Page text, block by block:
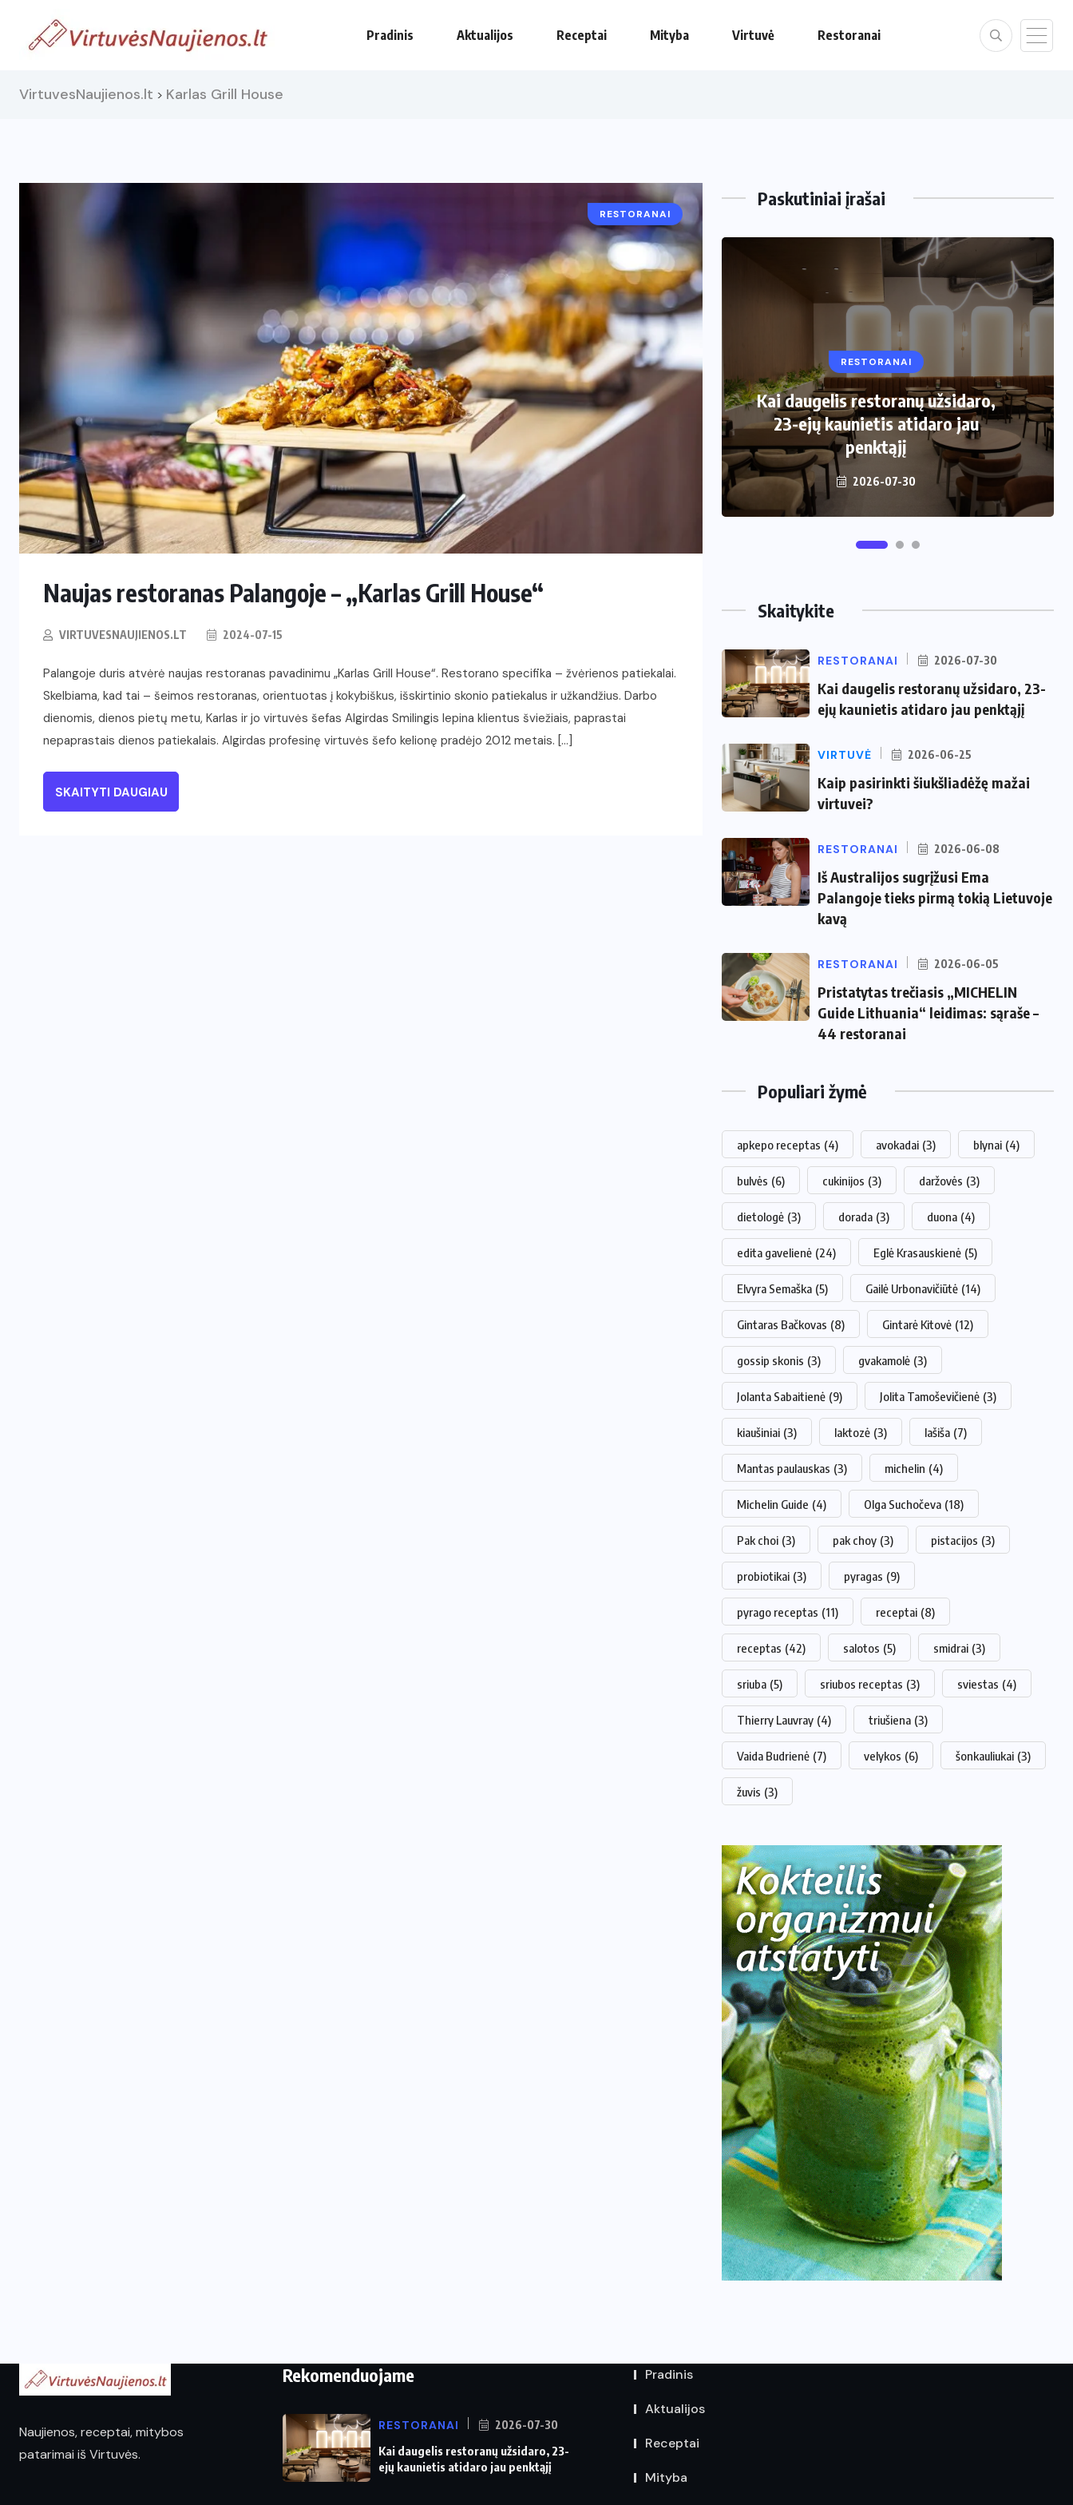
Pradinis Aktualijos Receptai Mityba Virtuvė Restoranai
VirtuvesNaujienos.lt > Karlas Grill House
RESTORANAI
Naujas restoranas Palangoje – „Karlas Grill House“
VIRTUVESNAUJIENOS.LT 2024-07-15
Palangoje duris atvėrė naujas restoranas pavadinimu „Karlas Grill House“. Restorano specifika – žvėrienos patiekalai.
Skelbiama, kad tai – šeimos restoranas, orientuotas į kokybiškus, išskirtinio skonio patiekalus ir užkandžius. Darbo
dienomis, dienos pietų metu, Karlas ir jo virtuvės šefas Algirdas Smilingis lepina klientus šviežiais, paprastai
nepaprastais dienos patiekalais. Algirdas profesinę virtuvės šefo kelionę pradėjo 2012 metais. […]
SKAITYTI DAUGIAU
Paskutiniai įrašai
Iš Australijos sugrįžusi Ema
Palangoje tieks pirmą tokią
Lietuvoje kavą ir arbatą
2026-06-08
RESTORANAI
Kai daugelis restoranų užsidaro,
23-ejų kaunietis atidaro jau
penktąjį
2026-07-30
Kaip pasirinkti šiukšliadėžę mažai
virtuvei?
2026-06-25
Skaitykite
RESTORANAI 2026-07-30
Kai daugelis restoranų užsidaro, 23-
ejų kaunietis atidaro jau penktąjį
VIRTUVĖ 2026-06-25
Kaip pasirinkti šiukšliadėžę mažai
virtuvei?
RESTORANAI 2026-06-08
Iš Australijos sugrįžusi Ema
Palangoje tieks pirmą tokią Lietuvoje
kavą
RESTORANAI 2026-06-05
Pristatytas trečiasis „MICHELIN
Guide Lithuania“ leidimas: sąraše –
44 restoranai
Populiari žymė
apkepo receptas (4) avokadai (3) blynai (4)
bulvės (6) cukinijos (3) daržovės (3)
dietologė (3) dorada (3) duona (4)
edita gavelienė (24) Eglė Krasauskienė (5)
Elvyra Semaška (5) Gailė Urbonavičiūtė (14)
Gintaras Bačkovas (8) Gintarė Kitovė (12)
gossip skonis (3) gvakamolė (3)
Jolanta Sabaitienė (9) Jolita Tamoševičienė (3)
kiaušiniai (3) laktozė (3) lašiša (7)
Mantas paulauskas (3) michelin (4)
Michelin Guide (4) Olga Suchočeva (18)
Pak choi (3) pak choy (3) pistacijos (3)
probiotikai (3) pyragas (9)
pyrago receptas (11) receptai (8)
receptas (42) salotos (5) smidrai (3)
sriuba (5) sriubos receptas (3) sviestas (4)
Thierry Lauvray (4) triušiena (3)
Vaida Budrienė (7) velykos (6) šonkauliukai (3)
žuvis (3)
Naujienos, receptai, mitybos
patarimai iš Virtuvės.
Rekomenduojame
RESTORANAI 2026-07-30
Kai daugelis restoranų užsidaro, 23-
ejų kaunietis atidaro jau penktąjį
Pradinis
Aktualijos
Receptai
Mityba